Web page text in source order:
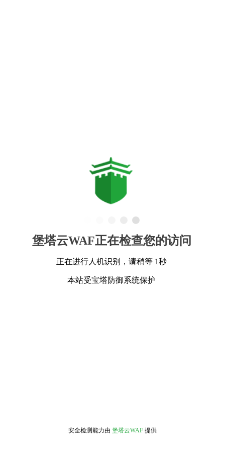
堡塔云WAF正在检查您的访问
正在进行人机识别，请稍等 1秒
本站受宝塔防御系统保护
安全检测能力由 堡塔云WAF 提供